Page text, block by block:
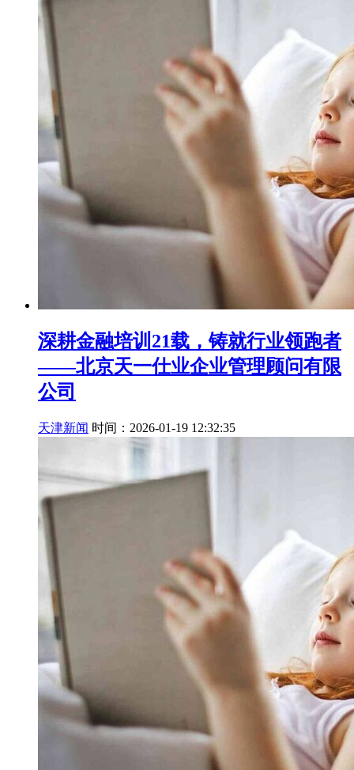
深耕金融培训21载，铸就行业领跑者
——北京天一仕业企业管理顾问有限
公司
天津新闻 时间：2026-01-19 12:32:35